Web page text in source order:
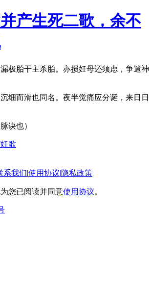
产生死二歌，余不
极胎干主杀胎。亦损妊母还须虑，争遣神
细而滑也同名。夜半觉痛应分诞，来日日
诀也）
歌
系我们|使用协议|隐私政策
您已阅读并同意使用协议。